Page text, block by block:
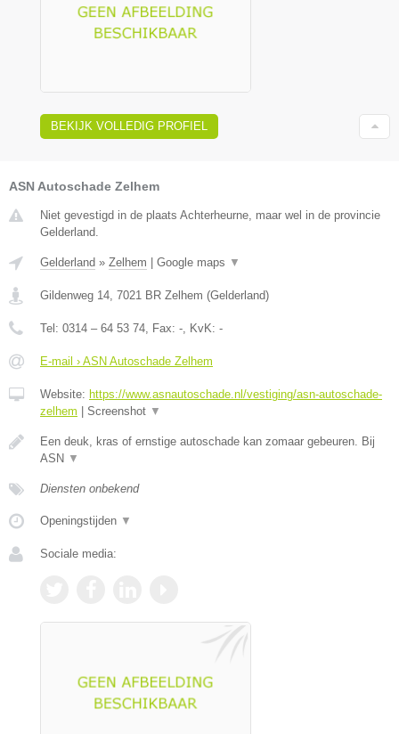
BEKIJK VOLLEDIG PROFIEL
ASN Autoschade Zelhem
Niet gevestigd in de plaats Achterheurne, maar wel in de provincie
Gelderland.
Gelderland » Zelhem Google maps ▼
Gildenweg 14, 7021 BR Zelhem (Gelderland)
Tel: 0314 – 64 53 74, Fax: -, KvK: -
E-mail › ASN Autoschade Zelhem
Website: https://www.asnautoschade.nl/vestiging/asn-autoschade-
zelhem
Screenshot ▼
Een deuk, kras of ernstige autoschade kan zomaar gebeuren. Bij
ASN ▼
Diensten onbekend
Openingstijden ▼
Sociale media: